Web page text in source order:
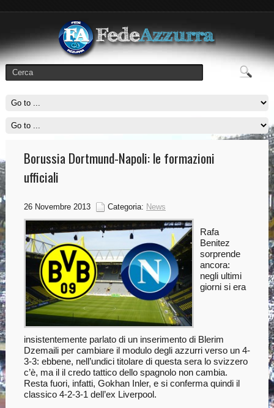
Borussia Dortmund-Napoli: le formazioni
ufficiali
26 Novembre 2013 Categoria: News
Rafa
Benitez
sorprende
ancora:
negli ultimi
giorni si era
insistentemente parlato di un inserimento di Blerim
Dzemaili per cambiare il modulo degli azzurri verso un 4-
3-3: ebbene, nell’undici titolare di questa sera lo svizzero
c’è, ma il il credo tattico dello spagnolo non cambia.
Resta fuori, infatti, Gokhan Inler, e si conferma quindi il
classico 4-2-3-1 dell’ex Liverpool.